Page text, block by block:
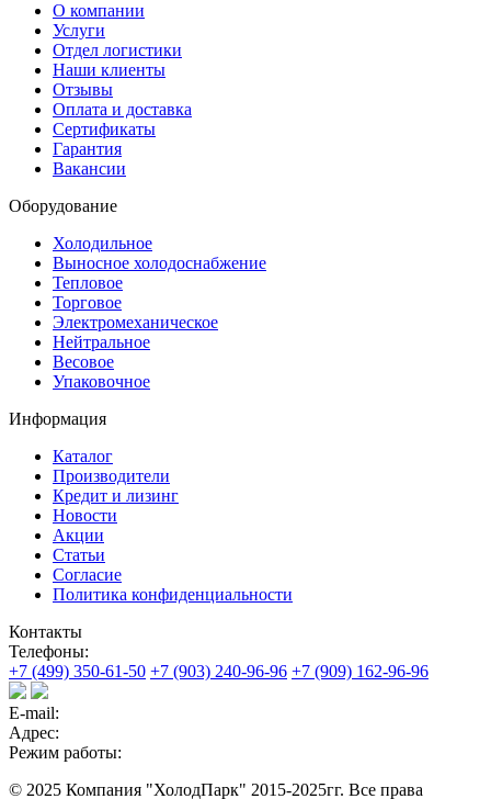
О компании
Услуги
Отдел логистики
Наши клиенты
Отзывы
Оплата и доставка
Сертификаты
Гарантия
Вакансии
Оборудование
Холодильное
Выносное холодоснабжение
Тепловое
Торговое
Электромеханическое
Нейтральное
Весовое
Упаковочное
Информация
Каталог
Производители
Кредит и лизинг
Новости
Акции
Статьи
Согласие
Политика конфиденциальности
Контакты
Телефоны:
+7 (499) 350-61-50 +7 (903) 240-96-96 +7 (909) 162-96-96
E-mail:
Адрес:
Режим работы:
© 2025 Компания "ХолодПарк" 2015-2025гг. Все права